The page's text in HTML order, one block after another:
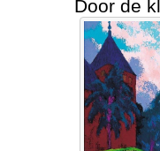
Door de